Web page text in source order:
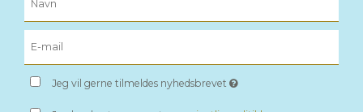
Jeg vil gerne tilmeldes nyhedsbrevet